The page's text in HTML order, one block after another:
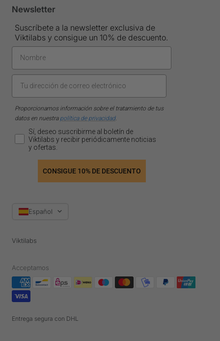
Newsletter
Suscríbete a la newsletter exclusiva de
Viktilabs y consigue un 10% de descuento.
Proporcionamos información sobre el tratamiento de tus
datos en nuestra política de privacidad.
Sí, deseo suscribirme al boletín de
Viktilabs y recibir periódicamente noticias
y ofertas.
CONSIGUE 10% DE DESCUENTO
IdiomaEspañol
Viktilabs
Acceptamos
Entrega segura con DHL